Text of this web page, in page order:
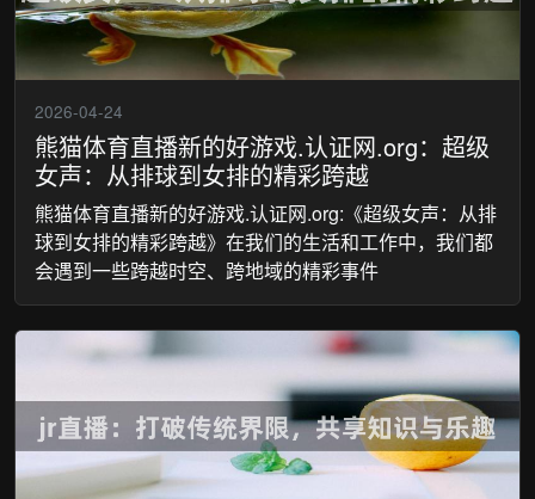
2026-04-24
熊猫体育直播新的好游戏.认证网.org：超级
女声：从排球到女排的精彩跨越
熊猫体育直播新的好游戏.认证网.org:《超级女声：从排
球到女排的精彩跨越》在我们的生活和工作中，我们都
会遇到一些跨越时空、跨地域的精彩事件